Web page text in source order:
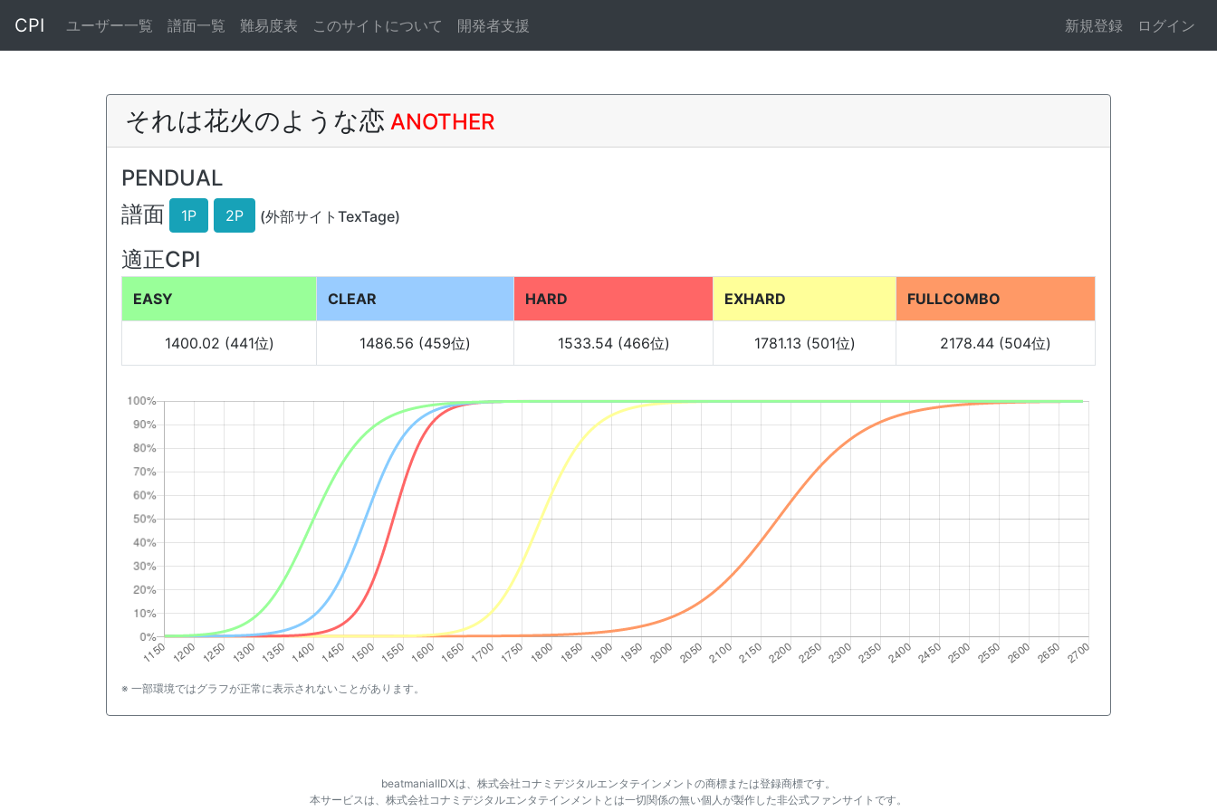
CPI ユーザー一覧 譜面一覧 難易度表 このサイトについて 開発者支援 新規登録 ログイン
それは花火のような恋 ANOTHER
PENDUAL
譜面
1P 2P (外部サイトTexTage)
適正CPI
EASY CLEAR HARD EXHARD FULLCOMBO
1400.02 (441位) 1486.56 (459位) 1533.54 (466位) 1781.13 (501位) 2178.44 (504位)
※ 一部環境ではグラフが正常に表示されないことがあります。
beatmaniaⅡDXは、株式会社コナミデジタルエンタテインメントの商標または登録商標です。
本サービスは、株式会社コナミデジタルエンタテインメントとは一切関係の無い個人が製作した非公式ファンサイトです。